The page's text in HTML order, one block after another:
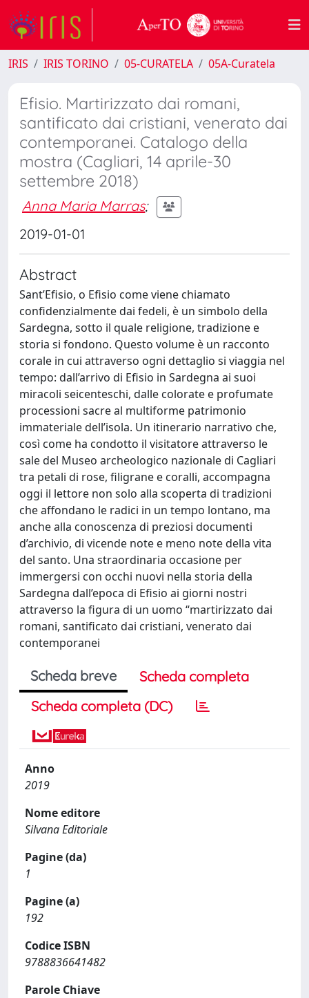
IRIS IRIS TORINO 05-CURATELA 05A-Curatela
Efisio. Martirizzato dai romani,
santificato dai cristiani, venerato dai
contemporanei. Catalogo della
mostra (Cagliari, 14 aprile-30
settembre 2018)
Anna Maria Marras;
2019-01-01
Abstract
Sant’Efisio, o Efisio come viene chiamato
confidenzialmente dai fedeli, è un simbolo della
Sardegna, sotto il quale religione, tradizione e
storia si fondono. Questo volume è un racconto
corale in cui attraverso ogni dettaglio si viaggia nel
tempo: dall’arrivo di Efisio in Sardegna ai suoi
miracoli seicenteschi, dalle colorate e profumate
processioni sacre al multiforme patrimonio
immateriale dell’isola. Un itinerario narrativo che,
così come ha condotto il visitatore attraverso le
sale del Museo archeologico nazionale di Cagliari
tra petali di rose, filigrane e coralli, accompagna
oggi il lettore non solo alla scoperta di tradizioni
che affondano le radici in un tempo lontano, ma
anche alla conoscenza di preziosi documenti
d’archivio, di vicende note e meno note della vita
del santo. Una straordinaria occasione per
immergersi con occhi nuovi nella storia della
Sardegna dall’epoca di Efisio ai giorni nostri
attraverso la figura di un uomo “martirizzato dai
romani, santificato dai cristiani, venerato dai
contemporanei
Scheda breve
Scheda completa
Scheda completa (DC)
Anno
2019
Nome editore
Silvana Editoriale
Pagine (da)
1
Pagine (a)
192
Codice ISBN
9788836641482
Parole Chiave